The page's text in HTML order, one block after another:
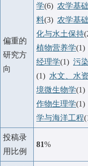
偏重的
研究方
向
学(6) 农学基
料(3) 农学基础
化与水土保持
植物营养学(1)
经理学(1) 污
(1) 水文、水
境微生物学(1)
作物生理学(1)
学与海洋工程
投稿录
用比例
81%